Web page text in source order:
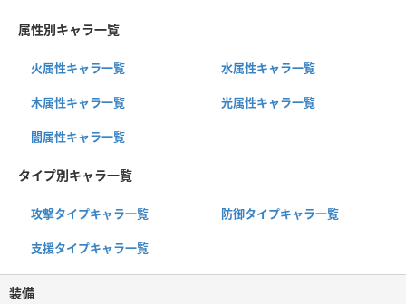
属性別キャラ一覧
火属性キャラ一覧 水属性キャラ一覧
木属性キャラ一覧 光属性キャラ一覧
闇属性キャラ一覧
タイプ別キャラ一覧
攻撃タイプキャラ一覧 防御タイプキャラ一覧
支援タイプキャラ一覧
装備